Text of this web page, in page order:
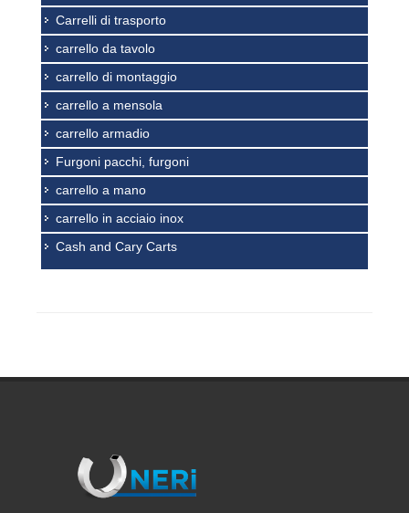
Carrelli di trasporto
carrello da tavolo
carrello di montaggio
carrello a mensola
carrello armadio
Furgoni pacchi, furgoni
carrello a mano
carrello in acciaio inox
Cash and Cary Carts